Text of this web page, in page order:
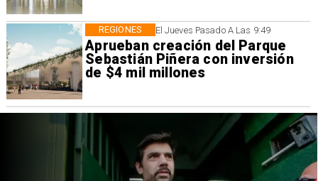
El Jueves Pasado A Las 9:49
Aprueban creación del Parque
Sebastián Piñera con inversión
de $4 mil millones
REGIONES